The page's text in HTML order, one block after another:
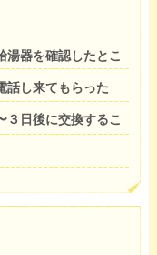
湯器を確認したとこ
話し来てもらった
３日後に交換するこ